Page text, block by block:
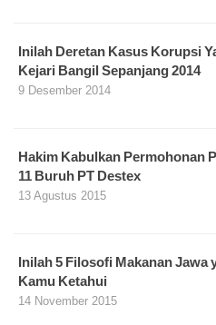
Inilah Deretan Kasus Korupsi
Kejari Bangil Sepanjang 2014
9 Desember 2014
Hakim Kabulkan Permohonan
11 Buruh PT Destex
13 Agustus 2015
Inilah 5 Filosofi Makanan Jawa
Kamu Ketahui
14 November 2015